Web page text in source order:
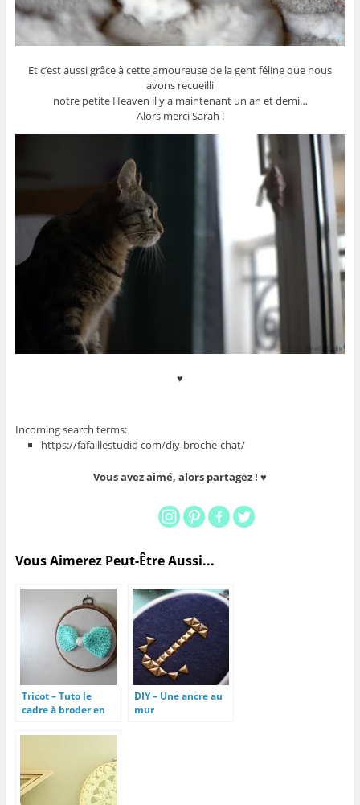
Et c’est aussi grâce à cette amoureuse de la gent féline que nous
avons recueilli
notre petite Heaven il y a maintenant un an et demi…
Alors merci Sarah !
♥
Incoming search terms:
https://fafaillestudio com/diy-broche-chat/
Vous avez aimé, alors partagez ! ♥
Vous Aimerez Peut-Être Aussi...
Tricot – Tuto le
cadre à broder en
DIY – Une ancre au
mur